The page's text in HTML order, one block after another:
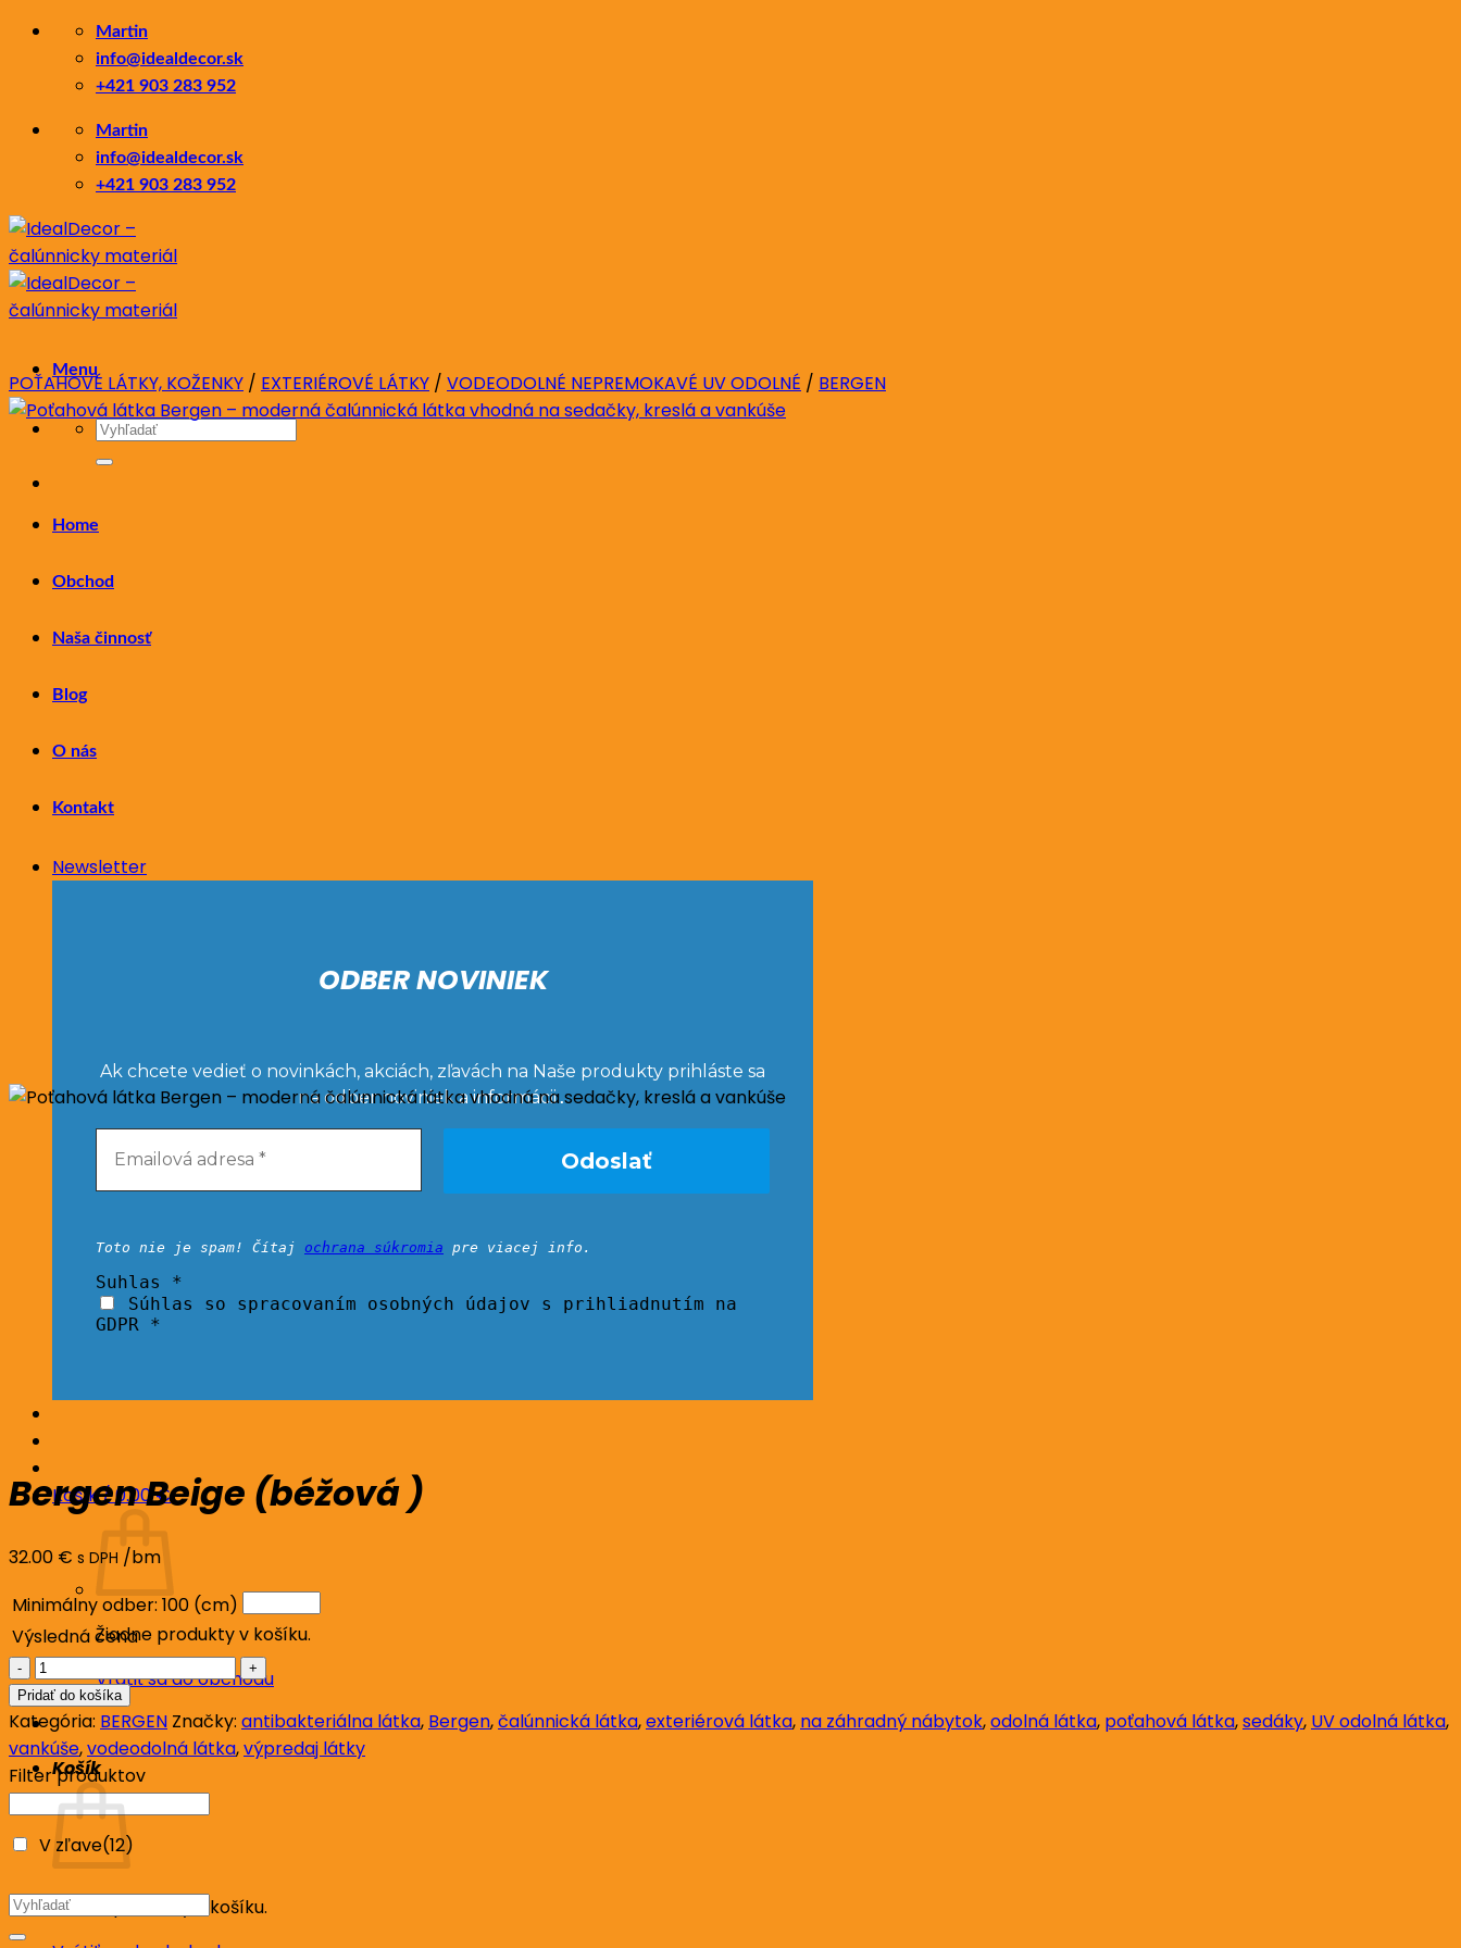
Skip
content
Martin
info@idealdecor.sk
+421 903 283 952
Martin
info@idealdecor.sk
+421 903 283 952
Menu
Hľadať:
Home
Obchod
Naša činnosť
Blog
O nás
Kontakt
Newsletter
ODBER NOVINIEK
Ak chcete vedieť o novinkách, akciách, zľavách na Naše produkty prihláste sa
na odber noviniek a informácii.
Toto nie je spam! Čítaj ochrana súkromia pre viacej info.
Suhlas *
Súhlas so spracovaním osobných údajov s prihliadnutím na
GDPR *
Košík /0.00€
Žiadne produkty v košíku.
Vrátiť sa do obchodu
Košík
Žiadne produkty v košíku.
POŤAHOVÉ LÁTKY, KOŽENKY / EXTERIÉROVÉ LÁTKY / VODEODOLNÉ NEPREMOKAVÉ UV ODOLNÉ / BERGEN
Bergen Beige (béžová )
32.00 € s DPH /bm
Minimálny odber: 100 (cm)
Výsledná cena
množstvo
Bergen
Beige
(béžová
)
Pridať do košíka
Kategória: BERGEN Značky: antibakteriálna látka, Bergen,čalúnnická látka,exteriérová látka, na záhradný nábytok,odolná látka, poťahová látka,sedáky, UV odolná látka,
vankúše,vodeodolná látka,výpredaj látky
Filter produktov
V zľave(12)
Hľadať: